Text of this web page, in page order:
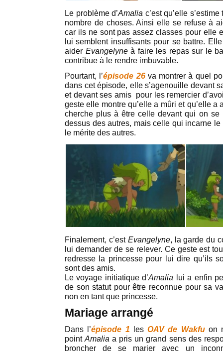
Le problème d’Amalia c’est qu’elle
nombre de choses. Ainsi elle se refuse à
car ils ne sont pas assez classes pour elle
lui semblent insuffisants pour se battre.
aider Evangelyne à faire les repas sur le
contribue à le rendre imbuvable.
Pourtant, l’épisode 26va montrer à quel
dans cet épisode, elle s’agenouille devant
et devant ses amis pour les remercier
geste elle montre qu’elle a mûri et qu’elle a
cherche plus à être celle devant qui on se
dessus des autres, mais celle qui incarne
le mérite des autres.
Finalement, c’est Evangelyne, la garde du
lui demander de se relever. Ce geste est
redresse la princesse pour lui dire qu’ils
sont des amis.
Le voyage initiatique d’Amalia
lui a enfin
de son statut pour être reconnue pour sa
non en tant que princesse.
Mariage arrangé
Dans l’épisode 1 lesOAV de Wakfuon
pointAmalia a pris un grand sens des
broncher de se marier avec un